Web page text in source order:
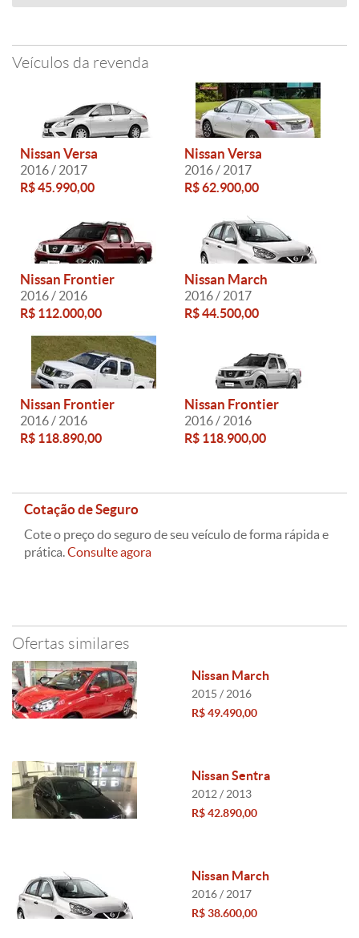
Veículos da revenda
Nissan Versa
2016 / 2017
R$ 45.990,00
Nissan Versa
2016 / 2017
R$ 62.900,00
Nissan Frontier
2016 / 2016
R$ 112.000,00
Nissan March
2016 / 2017
R$ 44.500,00
Nissan Frontier
2016 / 2016
R$ 118.890,00
Nissan Frontier
2016 / 2016
R$ 118.900,00
Cotação de Seguro
Cote o preço do seguro de seu veículo de forma rápida e
prática.Consulte agora
Ofertas similares
Nissan March
2015 / 2016
R$ 49.490,00
Nissan Sentra
2012 / 2013
R$ 42.890,00
Nissan March
2016 / 2017
R$ 38.600,00